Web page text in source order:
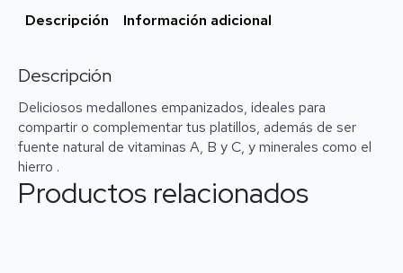
Descripción Información adicional
Descripción
Deliciosos medallones empanizados, ideales para
compartir o complementar tus platillos, además de ser
fuente natural de vitaminas A, B y C, y minerales como el
hierro .
Productos relacionados